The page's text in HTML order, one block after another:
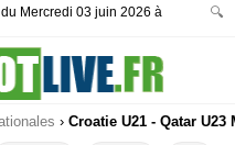
Mercredi 03 juin 2026 à
🔍
› Croatie U21 - Qatar U23